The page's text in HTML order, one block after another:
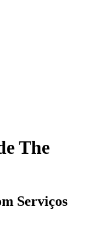
The
Serviços